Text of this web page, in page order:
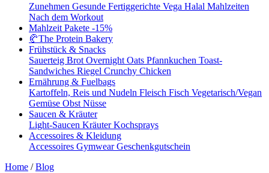
Zunehmen Gesunde Fertiggerichte Vega Halal Mahlzeiten
Nach dem Workout
Mahlzeit Pakete -15%
🥐The Protein Bakery
Frühstück & Snacks
Sauerteig Brot Overnight Oats Pfannkuchen Toast-
Sandwiches Riegel Crunchy Chicken
Ernährung & Fuelbags
Kartoffeln, Reis und Nudeln Fleisch Fisch Vegetarisch/Vegan
Gemüse Obst Nüsse
Saucen & Kräuter
Light-Saucen KräuterKochsprays
Accessoires & Kleidung
Accessoires GymwearGeschenkgutschein
Home / Blog